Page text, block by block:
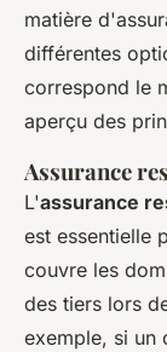
matière
différentes
correspond le
aperçu des
Assurance
L'assurance
est essentielle
couvre les
des tiers lors
exemple, si un